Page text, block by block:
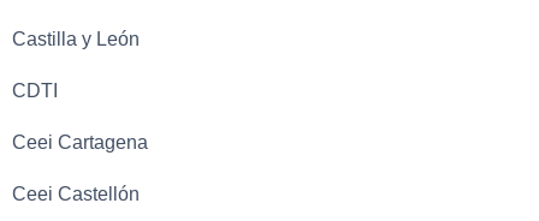
Castilla y León
CDTI
Ceei Cartagena
Ceei Castellón